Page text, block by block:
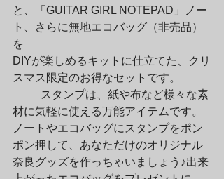
と、「GUITAR GIRL NOTEPAD」ノー
ト、さらに無地エコバッグ（非売品）
を
DIYが楽しめるキットに仕立てた、クリ
スマス限定のお得なセットです。
材に気軽に使える万能アイテムです。
ノートやエコバッグにスタンプをポン
ポン押して、あなただけのオリジナル
奈良グッズを作っちゃいましょう♪出来